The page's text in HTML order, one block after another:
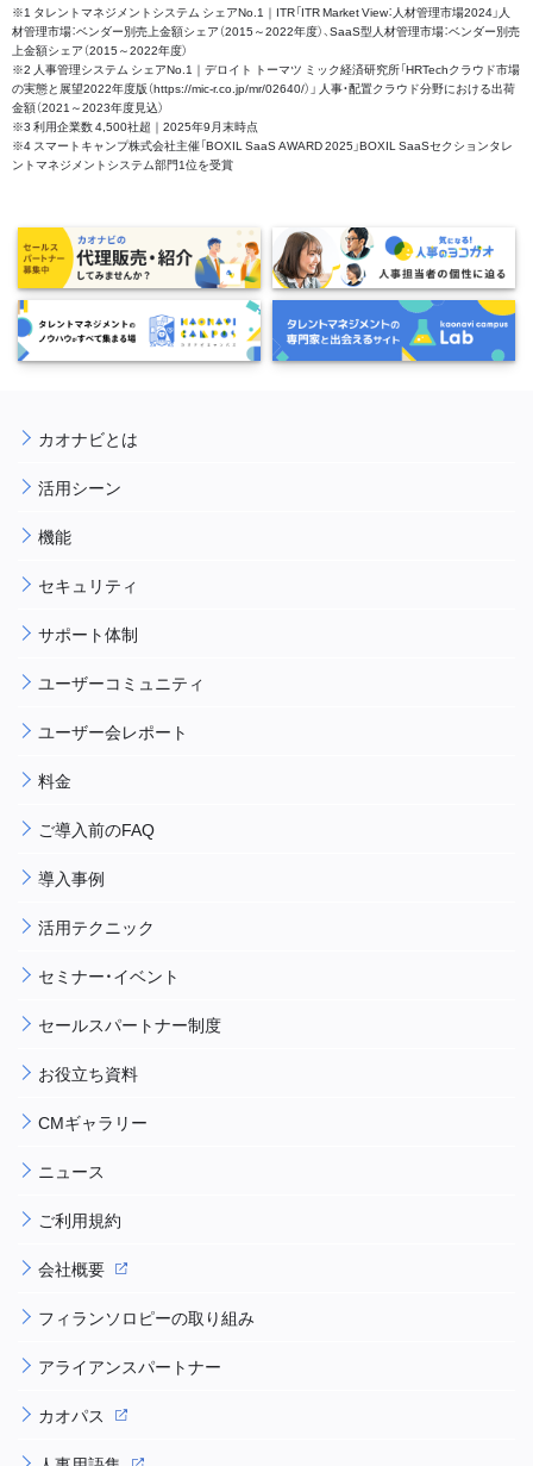
※1 タレントマネジメントシステム シェアNo.1｜ITR「ITR Market View：人材管理市場2024」人
材管理市場：ベンダー別売上金額シェア（2015～2022年度）、SaaS型人材管理市場：ベンダー別売
上金額シェア（2015～2022年度）
※2 人事管理システム シェアNo.1｜デロイト トーマツ ミック経済研究所「HRTechクラウド市場
の実態と展望2022年度版（https://mic-r.co.jp/mr/02640/）」 人事・配置クラウド分野における出荷
金額（2021～2023年度見込）
※3 利用企業数 4,500社超｜2025年9月末時点
※4 スマートキャンプ株式会社主催「BOXIL SaaS AWARD 2025」BOXIL SaaSセクションタレ
ントマネジメントシステム部門1位を受賞
カオナビとは
活用シーン
機能
セキュリティ
サポート体制
ユーザーコミュニティ
ユーザー会レポート
料金
ご導入前のFAQ
導入事例
活用テクニック
セミナー・イベント
セールスパートナー制度
お役立ち資料
CMギャラリー
ニュース
ご利用規約
会社概要
フィランソロピーの取り組み
アライアンスパートナー
カオパス